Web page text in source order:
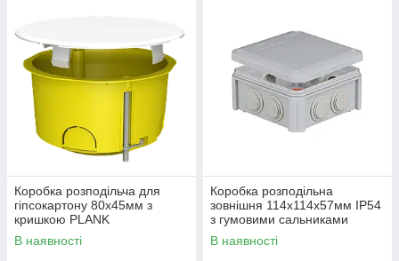
Коробка розподільча для
гіпсокартону 80х45мм з
кришкою PLANK
(PLK6002400)
В наявності
Коробка розподільна
зовнішня 114х114х57мм IP54
з гумовими сальниками
PLANK (PLK6010850)
В наявності